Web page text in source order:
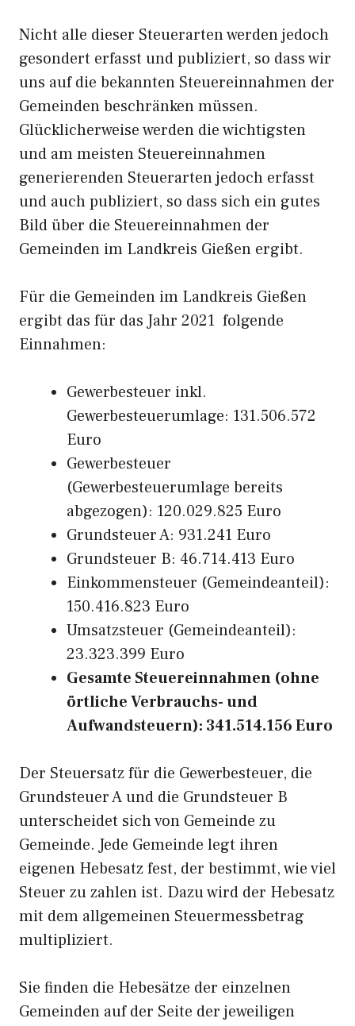
Nicht alle dieser Steuerarten werden jedoch
gesondert erfasst und publiziert, so dass wir
uns auf die bekannten Steuereinnahmen der
Gemeinden beschränken müssen.
Glücklicherweise werden die wichtigsten
und am meisten Steuereinnahmen
generierenden Steuerarten jedoch erfasst
und auch publiziert, so dass sich ein gutes
Bild über die Steuereinnahmen der
Gemeinden im Landkreis Gießen ergibt.
Für die Gemeinden im Landkreis Gießen
ergibt das für das Jahr 2021 folgende
Einnahmen:
Gewerbesteuer inkl.
Gewerbesteuerumlage: 131.506.572
Euro
Gewerbesteuer
(Gewerbesteuerumlage bereits
abgezogen): 120.029.825 Euro
Grundsteuer A: 931.241 Euro
Grundsteuer B: 46.714.413 Euro
Einkommensteuer (Gemeindeanteil):
150.416.823 Euro
Umsatzsteuer (Gemeindeanteil):
23.323.399 Euro
Gesamte Steuereinnahmen (ohne
örtliche Verbrauchs- und
Aufwandsteuern): 341.514.156 Euro
Der Steuersatz für die Gewerbesteuer, die
Grundsteuer A und die Grundsteuer B
unterscheidet sich von Gemeinde zu
Gemeinde. Jede Gemeinde legt ihren
eigenen Hebesatz fest, der bestimmt, wie viel
Steuer zu zahlen ist. Dazu wird der Hebesatz
mit dem allgemeinen Steuermessbetrag
multipliziert.
Sie finden die Hebesätze der einzelnen
Gemeinden auf der Seite der jeweiligen